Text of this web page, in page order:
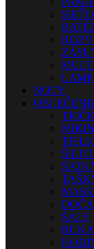
NOTY
ŠÁLY